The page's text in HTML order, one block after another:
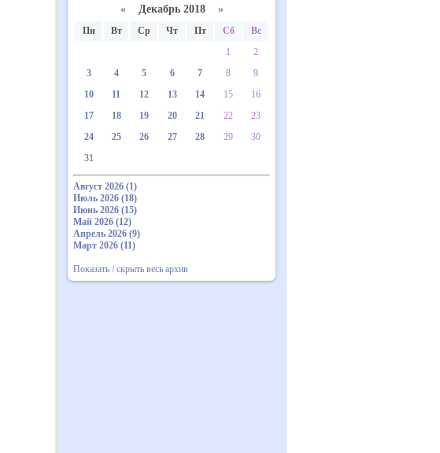
«Декабрь 2018 »
Пн Вт Ср Чт Пт Сб
Вс
1
2
3
4 5 6 7 8
9
10
11 12 13 14 15
16
17
18 19 20 21 22
23
24
25 26 27 28 29
30
31
Август 2026 (1)
Июль 2026 (18)
Июнь 2026 (15)
Май 2026 (12)
Апрель 2026 (9)
Март 2026 (11)
Показать / скрыть весь архив